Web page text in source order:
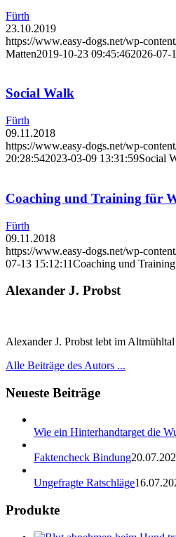
Fürth
23.10.2019
https://www.easy-dogs.net/wp-
Matten2019-10-23 09:45:462026-07-
Social Walk
Fürth
09.11.2018
https://www.easy-dogs.net/wp-
20:28:542023-03-09 13:31:59Social
Coaching und Training für
Fürth
09.11.2018
https://www.easy-dogs.net/wp-
07-13 15:12:11Coaching und
Alexander J. Probst
Alexander J. Probst lebt im
Alle Beiträge des Autors ...
Neueste Beiträge
Wie ein Hinterhandtarget die
Faktencheck Bindung
Ungefragte Ratschläge
Produkte